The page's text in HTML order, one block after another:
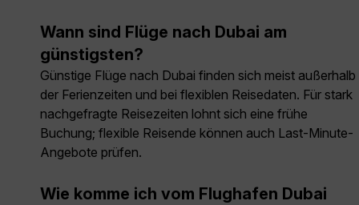
Wann sind Flüge nach Dubai am
günstigsten?
Günstige Flüge nach Dubai finden sich meist außerhalb
der Ferienzeiten und bei flexiblen Reisedaten. Für stark
nachgefragte Reisezeiten lohnt sich eine frühe
Buchung; flexible Reisende können auch Last-Minute-
Angebote prüfen.
Wie komme ich vom Flughafen Dubai